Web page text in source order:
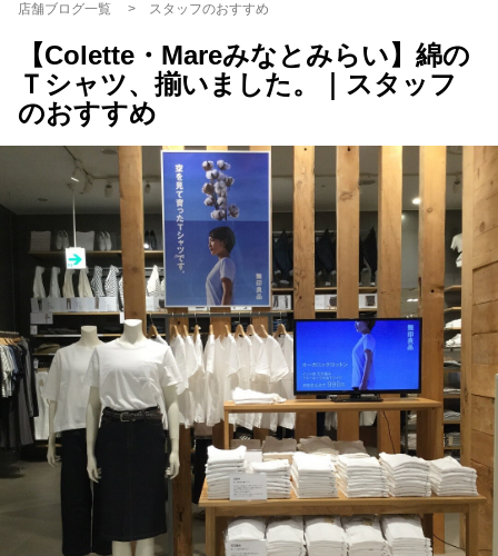
店舗ブログ一覧
スタッフのおすすめ
【Colette・Mareみなとみらい】綿の
Ｔシャツ、揃いました。｜スタッフ
のおすすめ